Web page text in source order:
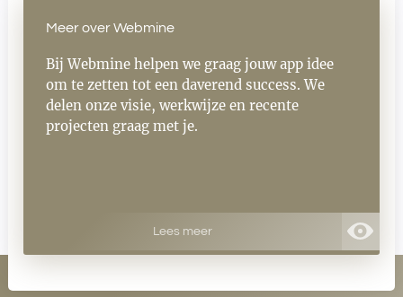
Meer over Webmine
Bij Webmine helpen we graag jouw app idee
om te zetten tot een daverend success. We
delen onze visie, werkwijze en recente
projecten graag met je.
Lees meer